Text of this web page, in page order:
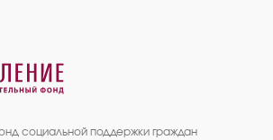
социальной поддержки граждан